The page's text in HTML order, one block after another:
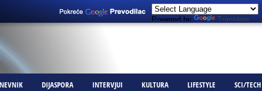
Powered by Translate
DIJASPORA INTERVJUI KULTURA LIFESTYLE SCI/TECH